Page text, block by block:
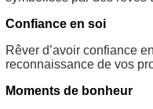
Confiance en soi
Rêver d’avoir confiance
reconnaissance de vos
Moments de bonheur